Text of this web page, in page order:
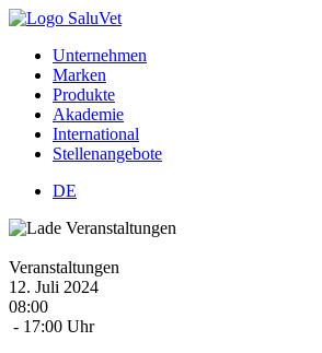
Unternehmen
Marken
Produkte
Akademie
International
Stellenangebote
DE
Veranstaltungen
12. Juli 2024
08:00
- 17:00 Uhr